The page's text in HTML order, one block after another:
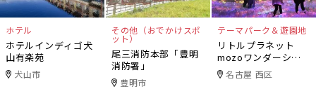
ホテル
ホテルインディゴ犬
山有楽苑
犬山市
その他（おでかけスポ
ット）
尾三消防本部「豊明
消防署」
豊明市
テーマパーク＆遊園地
リトルプラネット
mozoワンダーシテ
ィ 名古屋 西区